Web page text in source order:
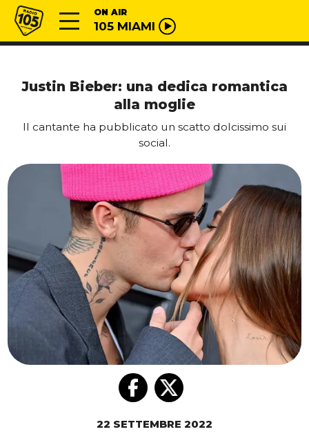
Vai al contenuto
Radio 105 ON AIR
105 MIAMI
Justin Bieber: una dedica romantica
alla moglie
Il cantante ha pubblicato un scatto dolcissimo sui
social.
22 SETTEMBRE 2022